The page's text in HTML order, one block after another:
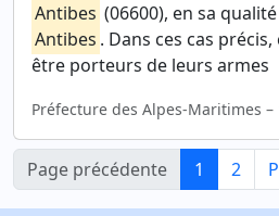
Antibes (06600), en sa
Antibes . Dans ces cas
être porteurs de leurs armes
Préfecture des Alpes-Maritimes –
Page précédente 1 2